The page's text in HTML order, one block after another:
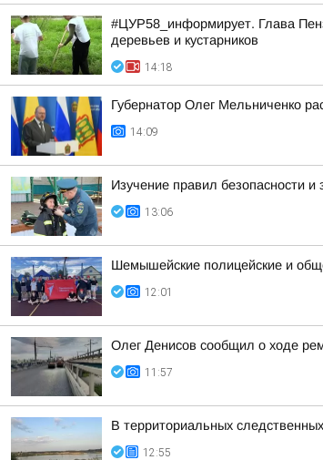
#ЦУР58_информирует. Глава
деревьев и кустарников
14:18
Губернатор Олег Мельниченко
14:09
Изучение правил безопасности и
13:06
Шемышейские полицейские и
12:01
Олег Денисов сообщил о ходе
11:57
В территориальных
12:55